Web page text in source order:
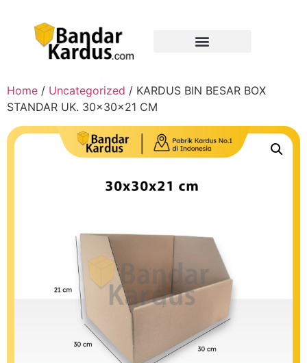
Home / Uncategorized / KARDUS BIN BESAR BOX
STANDAR UK. 30x30x21 CM